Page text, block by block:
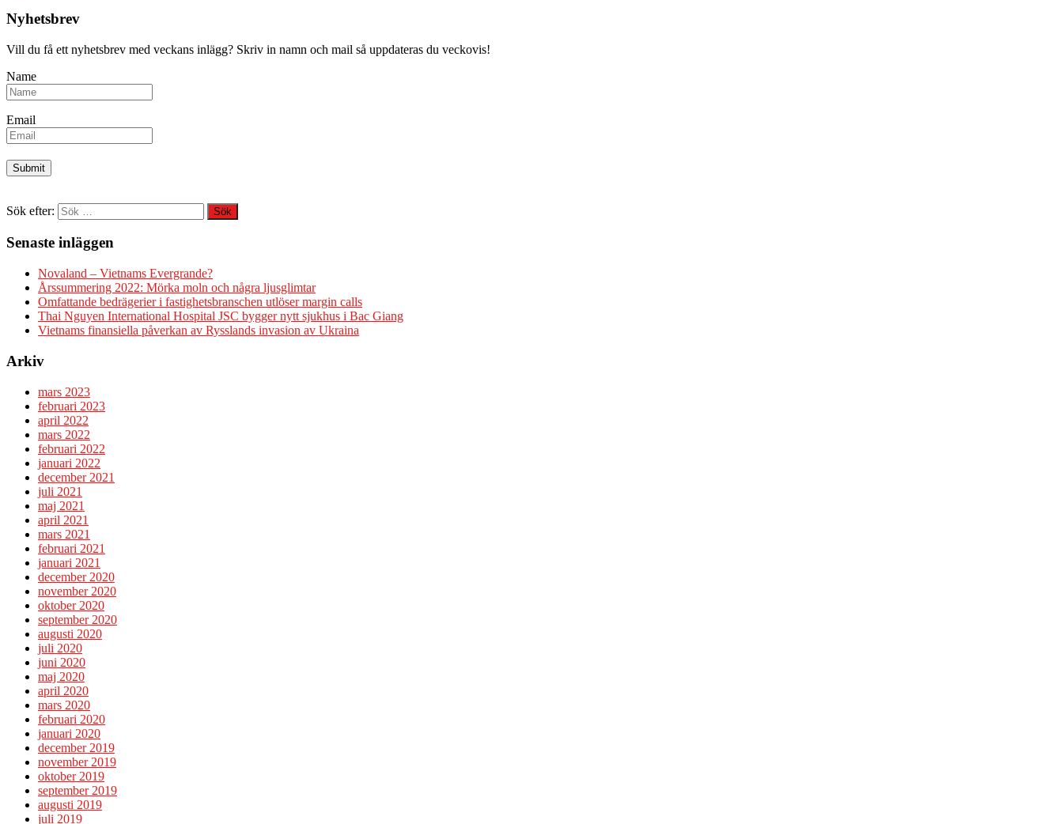
Nyhetsbrev
Vill du få ett nyhetsbrev med veckans inlägg? Skriv in namn och mail så uppdateras du veckovis!
Name
Email
Sök efter:
Senaste inläggen
Novaland – Vietnams Evergrande?
Årssummering 2022: Mörka moln och några ljusglimtar
Omfattande bedrägerier i fastighetsbranschen utlöser margin calls
Thai Nguyen International Hospital JSC bygger nytt sjukhus i Bac Giang
Vietnams finansiella påverkan av Rysslands invasion av Ukraina
Arkiv
mars 2023
februari 2023
april 2022
mars 2022
februari 2022
januari 2022
december 2021
juli 2021
maj 2021
april 2021
mars 2021
februari 2021
januari 2021
december 2020
november 2020
oktober 2020
september 2020
augusti 2020
juli 2020
juni 2020
maj 2020
april 2020
mars 2020
februari 2020
januari 2020
december 2019
november 2019
oktober 2019
september 2019
augusti 2019
juli 2019